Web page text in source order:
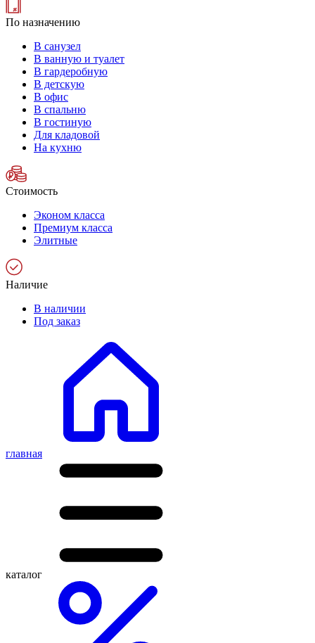
По назначению
В санузел
В ванную и туалет
В гардеробную
В детскую
В офис
В спальню
В гостиную
Для кладовой
На кухню
Стоимость
Эконом класса
Премиум класса
Элитные
Наличие
В наличии
Под заказ
главная
каталог